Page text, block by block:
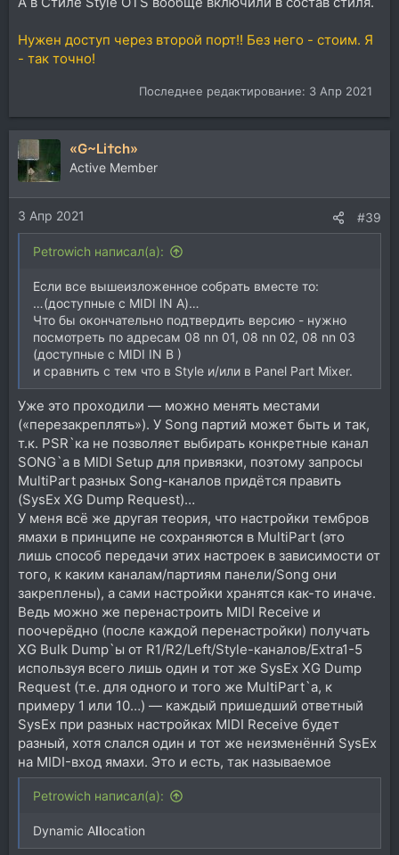
Нужен доступ через второй порт!! Без него - стоим. Я
- так точно!
Последнее редактирование: 3 Апр 2021
«G~Li†ch»
Active Member
3 Апр 2021 #39
Petrowich написал(а):
Если все вышеизложенное собрать вместе то:
…(доступные с MIDI IN A)…
Что бы окончательно подтвердить версию - нужно
посмотреть по адресам 08 nn 01, 08 nn 02, 08 nn 03
(доступные с MIDI IN B )
и сравнить с тем что в Style и/или в Panel Part Mixer.
Уже это проходили — можно менять местами
(«перезакреплять»). У Song партий может быть и так,
т.к. PSR`ка не позволяет выбирать конкретные канал
SONG`а в MIDI Setup для привязки, поэтому запросы
MultiPart разных Song-каналов придётся править
(SysEx XG Dump Request)…
У меня всё же другая теория, что настройки тембров
ямахи в принципе не сохраняются в MultiPart (это
лишь способ передачи этих настроек в зависимости от
того, к каким каналам/партиям панели/Song они
закреплены), а сами настройки хранятся как-то иначе.
Ведь можно же перенастроить MIDI Receive и
поочерёдно (после каждой перенастройки) получать
XG Bulk Dump`ы от R1/R2/Left/Style-каналов/Extra1-5
используя всего лишь один и тот же SysEx XG Dump
Request (т.е. для одного и того же MultiPart`а, к
примеру 1 или 10…) — каждый пришедший ответный
SysEx при разных настройках MIDI Receive будет
разный, хотя слался один и тот же неизменённй SysEx
на MIDI-вход ямахи. Это и есть, так называемое
Petrowich написал(а):
Dynamic Allocation